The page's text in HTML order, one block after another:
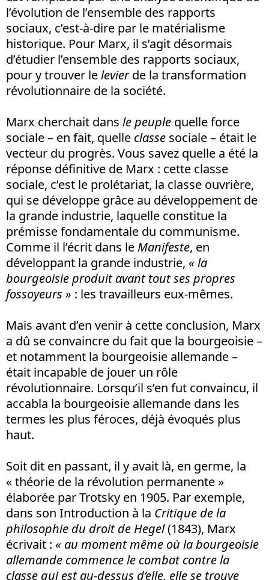
l’évolution de l’ensemble des rapports
sociaux, c’est-à-dire par le matérialisme
historique. Pour Marx, il s’agit désormais
d’étudier l’ensemble des rapports sociaux,
pour y trouver lelevierde la transformation
révolutionnaire de la société.
Marx cherchait dans le peuple quelle force
sociale – en fait, quelle classe sociale – était le
vecteur du progrès. Vous savez quelle a été la
réponse définitive de Marx : cette classe
sociale, c’est le prolétariat, la classe ouvrière,
qui se développe grâce au développement de
la grande industrie, laquelle constitue la
prémisse fondamentale du communisme.
Comme il l’écrit dans leManifeste, en
développant la grande industrie, « la
bourgeoisie produit avant tout ses propres
fossoyeurs » : les travailleurs eux-mêmes.
Mais avant d’en venir à cette conclusion, Marx
a dû se convaincre du fait que la bourgeoisie –
et notamment la bourgeoisie allemande –
était incapable de jouer un rôle
révolutionnaire. Lorsqu’il s’en fut convaincu, il
accabla la bourgeoisie allemande dans les
termes les plus féroces, déjà évoqués plus
haut.
Soit dit en passant, il y avait là, en germe, la
« théorie de la révolution permanente »
élaborée par Trotsky en 1905. Par exemple,
dans son Introduction à la Critique de la
philosophie du droit de Hegel(1843), Marx
écrivait : « au moment même où la bourgeoisie
allemande commence le combat contre la
classe qui est au-dessus d’elle, elle se trouve